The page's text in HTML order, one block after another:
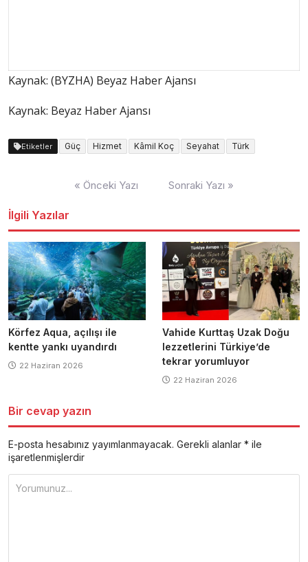
Kaynak: (BYZHA) Beyaz Haber Ajansı
Kaynak: Beyaz Haber Ajansı
Etiketler Güç Hizmet Kâmil Koç Seyahat Türk
« Önceki Yazı Sonraki Yazı »
İlgili Yazılar
Körfez Aqua, açılışı ile
kentte yankı uyandırdı
22 Haziran 2026
Vahide Kurttaş Uzak Doğu
lezzetlerini Türkiye’de
tekrar yorumluyor
22 Haziran 2026
Bir cevap yazın
E-posta hesabınız yayımlanmayacak. Gerekli alanlar * ile
işaretlenmişlerdir